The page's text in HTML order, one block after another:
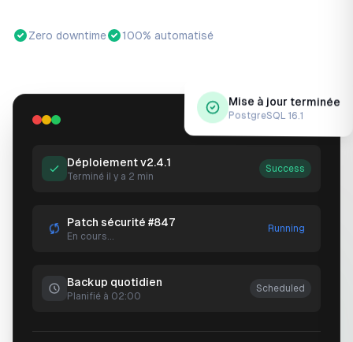
Zero downtime 100% automatisé
france-nuage.fr/console
Déploiement v2.4.1
Terminé il y a 2 min
Success
Patch sécurité #847
En cours...
Running
Backup quotidien
Planifié à 02:00
Scheduled
Mise à jour terminée
PostgreSQL 16.1